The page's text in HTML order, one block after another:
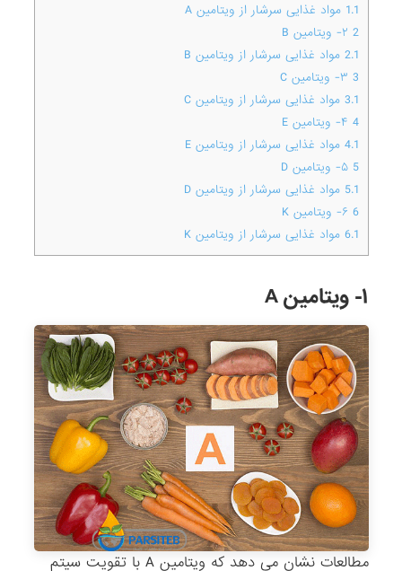
1.1 مواد غذایی سرشار از ویتامین A
2
2.1 مواد غذایی سرشار از ویتامین B
3
3.1 مواد غذایی سرشار از ویتامین C
4
4.1 مواد غذایی سرشار از ویتامین E
5 ۵- ویتامین D
5.1 مواد غذایی سرشار از ویتامین D
6
6.1 مواد غذایی سرشار از ویتامین K
۱- ویتامین A
مطالعات نشان می دهد که ویتامین A با تقویت سیتم